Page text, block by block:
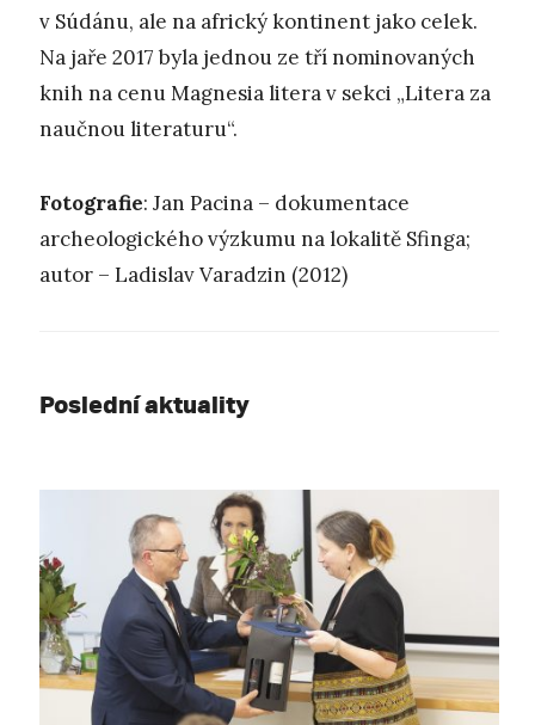
v Súdánu, ale na africký kontinent jako celek.
Na jaře 2017 byla jednou ze tří nominovaných
knih na cenu Magnesia litera v sekci „Litera za
naučnou literaturu“.
Fotografie: Jan Pacina – dokumentace
archeologického výzkumu na lokalitě Sfinga;
autor – Ladislav Varadzin (2012)
Poslední aktuality